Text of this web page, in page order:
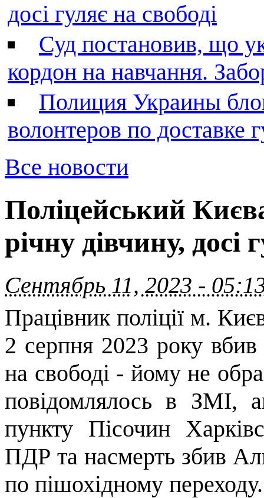
досі гуляє на свободі
Суд постановив, що
кордон на навчання.
Полиция Украины
волонтеров по
Все новости
Поліцейський
річну дівчину, досі
Сентябрь 11, 2023 -
Працівник поліції м.
2 серпня 2023 року
на свободі - йому не
повідомлялось в ЗМІ,
пункту Пісочин
ПДР та насмерть збив
по пішохідному переходу.